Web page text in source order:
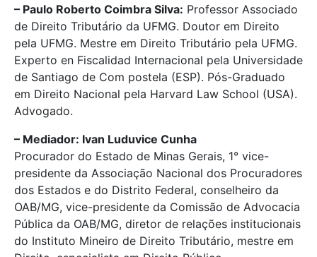
– Paulo Roberto Coimbra Silva: Professor Associado
de Direito Tributário da UFMG. Doutor em Direito
pela UFMG. Mestre em Direito Tributário pela UFMG.
Experto en Fiscalidad Internacional pela Universidade
de Santiago de Com postela (ESP). Pós-Graduado
em Direito Nacional pela Harvard Law School (USA).
Advogado.
– Mediador: Ivan Luduvice Cunha
Procurador do Estado de Minas Gerais, 1° vice-
presidente da Associação Nacional dos Procuradores
dos Estados e do Distrito Federal, conselheiro da
OAB/MG, vice-presidente da Comissão de Advocacia
Pública da OAB/MG, diretor de relações institucionais
do Instituto Mineiro de Direito Tributário, mestre em